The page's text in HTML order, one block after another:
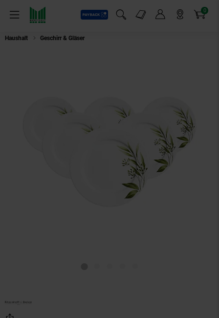
Menü
Payback
Suchfeld einblenden
Markt-Angebote 0
Artikel
Haushalt Geschirr & Gläser